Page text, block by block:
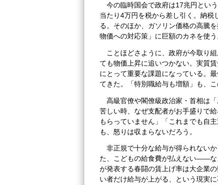
今の臨時国会で政府は17兆円とい
当たり4万円を税から差し引く。納
る。そのほか、ガソリン価格の高騰
物価への対応策」に巨額のカネを使う
ことほどさように、政府が今取り
ても物価上昇に追いつかない。実質
にとって重要な課題になっている。
てきた。「特別職給与も増額」も、
高級官僚や閣僚級政治家・首相は
苦しい時、なぜ支配者がお手盛りで
もらっていません」「これまでも自
も、怒りは収まらないだろう。
非正規で十分な給与が得られない
た、こどもの給食費が払えない――な
が発表する春闘の賃上げ率は大企業
い者だけ給与が上がる、という現実